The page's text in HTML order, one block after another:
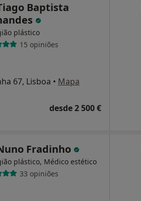
Baptista
plástico
15 opiniões
67, Lisboa • Mapa
desde 2 500 €
Fradinho
plástico, Médico estético
33 opiniões